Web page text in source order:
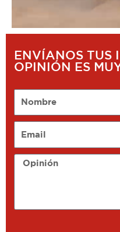
ENVÍANOS TUS
OPINIÓN ES
Opinión